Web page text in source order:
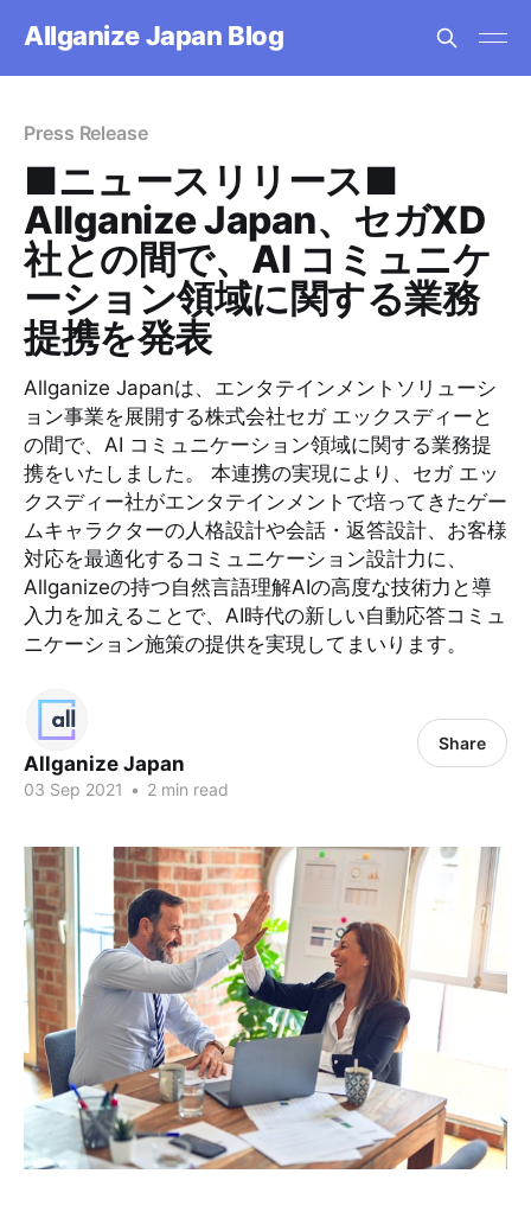
Allganize Japan Blog
Press Release
■ニュースリリース■
Allganize Japan、セガXD
社との間で、AI コミュニケ
ーション領域に関する業務
提携を発表
Allganize Japanは、エンタテインメントソリューシ
ョン事業を展開する株式会社セガ エックスディーと
の間で、AI コミュニケーション領域に関する業務提
携をいたしました。 本連携の実現により、セガ エッ
クスディー社がエンタテインメントで培ってきたゲー
ムキャラクターの人格設計や会話・返答設計、お客様
対応を最適化するコミュニケーション設計力に、
Allganizeの持つ自然言語理解AIの高度な技術力と導
入力を加えることで、AI時代の新しい自動応答コミュ
ニケーション施策の提供を実現してまいります。
Allganize Japan
03 Sep 2021 • 2 min read
Share